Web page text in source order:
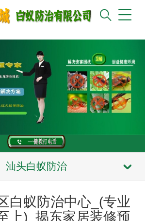
汕头白蚁防治
白蚁防治中心_(专业
上)_揭东家居装修预